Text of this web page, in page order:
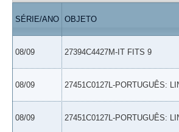
SÉRIE/ANO OBJETO
08/09 27394C4427M-IT FITS 9
08/09 27451C0127L-PORTUGUÊS:
08/09 27451C0127L-PORTUGUÊS: